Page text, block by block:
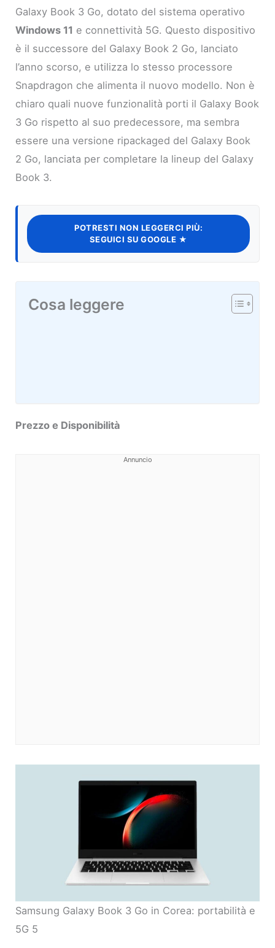
Galaxy Book 3 Go, dotato del sistema operativo
Windows 11 e connettività 5G. Questo dispositivo
è il successore del Galaxy Book 2 Go, lanciato
l’anno scorso, e utilizza lo stesso processore
Snapdragon che alimenta il nuovo modello. Non è
chiaro quali nuove funzionalità porti il Galaxy Book
3 Go rispetto al suo predecessore, ma sembra
essere una versione ripackaged del Galaxy Book
2 Go, lanciata per completare la lineup del Galaxy
Book 3.
POTRESTI NON LEGGERCI PIÙ:
SEGUICI SU GOOGLE ★
Cosa leggere
Prezzo e Disponibilità
Annuncio
Samsung Galaxy Book 3 Go in Corea: portabilità e
5G 5